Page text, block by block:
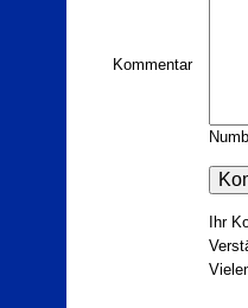
Kommentar
Ihr